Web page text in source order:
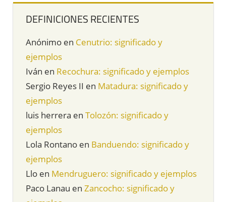
DEFINICIONES RECIENTES
Anónimo en Cenutrio: significado y
ejemplos
Iván en Recochura: significado y ejemplos
Sergio Reyes II en Matadura: significado y
ejemplos
luis herrera en Tolozón: significado y
ejemplos
Lola Rontano en Banduendo: significado y
ejemplos
Llo en Mendruguero: significado y ejemplos
Paco Lanau en Zancocho: significado y